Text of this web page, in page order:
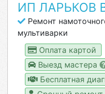
ИП ЛАРЬКОВ
Ремонт
мультиварки
Оплата картой
Выезд мастера
Бесплатная